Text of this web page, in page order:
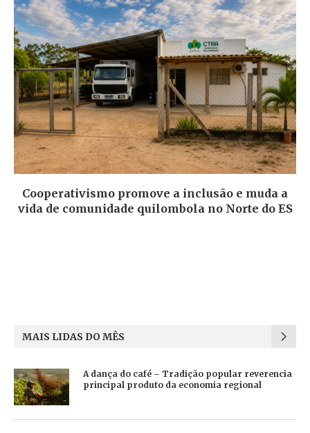
Cooperativismo promove a inclusão e muda a
vida de comunidade quilombola no Norte do ES
MAIS LIDAS DO MÊS
A dança do café – Tradição popular reverencia
principal produto da economia regional